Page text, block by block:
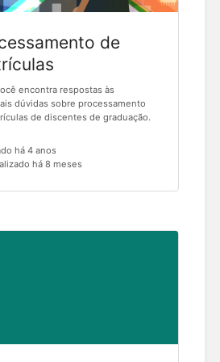
de
encontra respostas às
dúvidas sobre processamento
de discentes de graduação.
há 4 anos
há 8 meses